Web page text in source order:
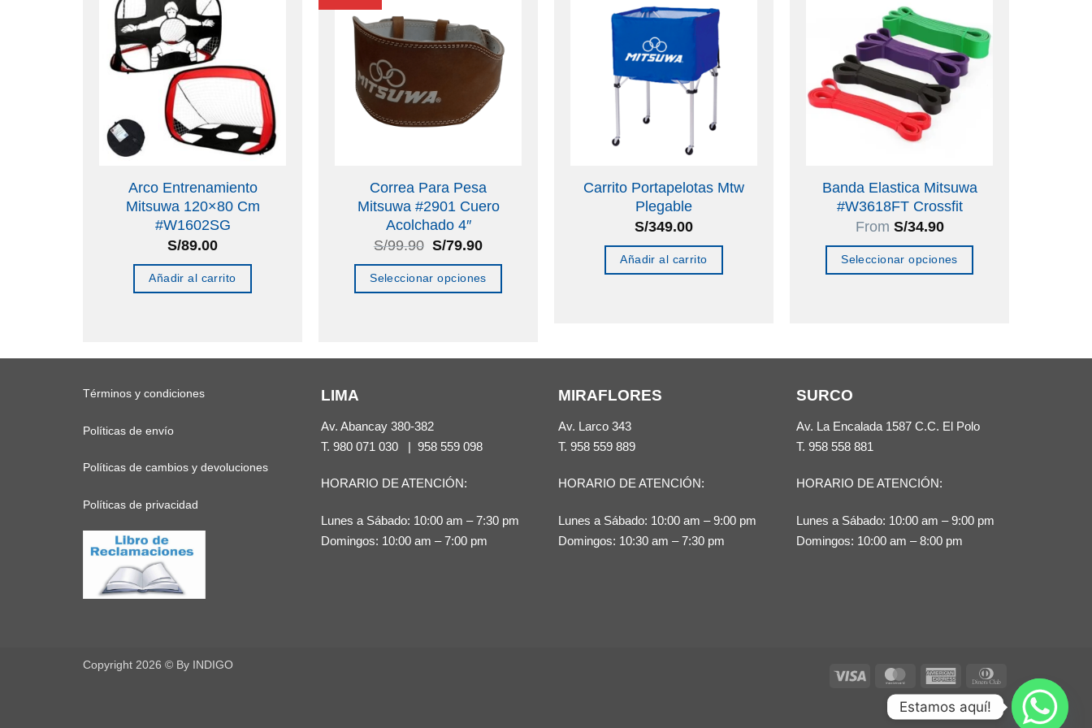
Arco Entrenamiento
Mitsuwa 120×80 Cm
#W1602SG
S/89.00
Añadir al carrito
Correa Para Pesa
Mitsuwa #2901 Cuero
Acolchado 4″
S/99.90 El
original
era:
S/79.90El
actual
es:
Seleccionar opciones
Las
opciones
pueden
Carrito Portapelotas Mtw
Plegable
S/349.00
Añadir al carrito
Banda Elastica Mitsuwa
#W3618FT Crossfit
From S/34.90
Seleccionar opciones
opciones
elegir
en
la
Términos y condiciones
Políticas de envío
Políticas de cambios y devoluciones
Políticas de privacidad
LIMA
Av. Abancay 380-382
T. 980 071 030| 958 559 098
HORARIO DE ATENCIÓN:
Lunes a Sábado: 10:00 am – 7:30 pm
Domingos: 10:00 am – 7:00 pm
MIRAFLORES
Av. Larco 343
T. 958 559 889
HORARIO DE ATENCIÓN:
Lunes a Sábado: 10:00 am – 9:00 pm
Domingos: 10:30 am – 7:30 pm
SURCO
Av. La Encalada 1587 C.C. El Polo
T. 958 558 881
HORARIO DE ATENCIÓN:
Lunes a Sábado: 10:00 am – 9:00 pm
Domingos: 10:00 am – 8:00 pm
Visa MasterCardAmerican
Express
Club
Copyright 2026 © By INDIGO
Estamos aquí!